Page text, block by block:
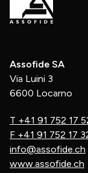
Assofide SA
Via Luini 3
6600 Locarno
T +41 91 752 17
F +41 91 752 17
info@assofide.ch
www.assofide.ch